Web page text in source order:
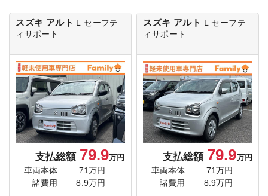
スズキ アルト
セーフテ
ィサポート
支払総額 79.9万円
車両本体
71万円
諸費用
8.9万円
スズキ アルト
セーフテ
ィサポート
支払総額 79.9万円
車両本体
71万円
諸費用
8.9万円